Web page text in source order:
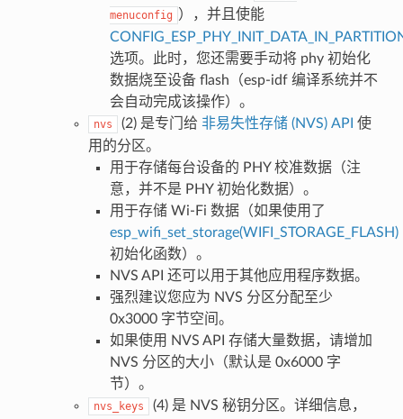
menuconfig
），并且使能
选项。此时，您还需要手动将 phy 初始化
数据烧至设备 flash（esp-idf 编译系统并不
会自动完成该操作）。
nvs (2) 是专门给 非易失性存储 (NVS) API 使
用的分区。
用于存储每台设备的 PHY 校准数据（注
意，并不是 PHY 初始化数据）。
用于存储 Wi-Fi 数据（如果使用了
esp_wifi_set_storage(WIFI_STORAGE_FLASH)
初始化函数）。
NVS API 还可以用于其他应用程序数据。
强烈建议您应为 NVS 分区分配至少
0x3000 字节空间。
如果使用 NVS API 存储大量数据，请增加
NVS 分区的大小（默认是 0x6000 字
节）。
nvs_keys
(4) 是 NVS 秘钥分区。详细信息，